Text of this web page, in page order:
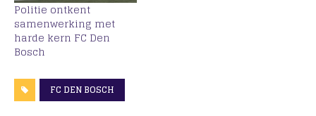
Politie ontkent
samenwerking met
harde kern FC Den
Bosch
FC DEN BOSCH